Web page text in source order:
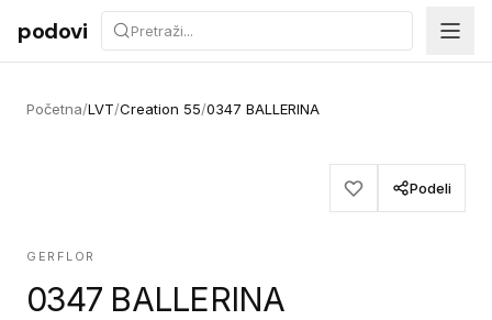
Preskoči na sadržaj
podovi
Početna/LVT/Creation 55/0347 BALLERINA
Podeli
GERFLOR
0347 BALLERINA